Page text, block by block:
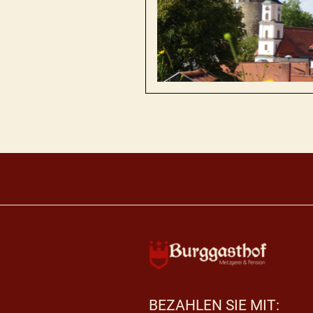
BEZAHLEN SIE MIT: